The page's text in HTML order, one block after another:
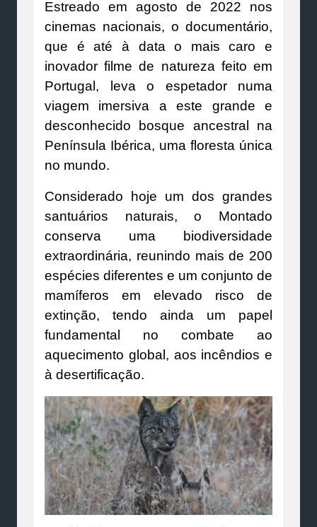
Estreado em agosto de 2022 nos
cinemas nacionais, o documentário,
que é até à data o mais caro e
inovador filme de natureza feito em
Portugal, leva o espetador numa
viagem imersiva a este grande e
desconhecido bosque ancestral na
Península Ibérica, uma floresta única
no mundo.
Considerado hoje um dos grandes
santuários naturais, o Montado
conserva uma biodiversidade
extraordinária, reunindo mais de 200
espécies diferentes e um conjunto de
mamíferos em elevado risco de
extinção, tendo ainda um papel
fundamental no combate ao
aquecimento global, aos incêndios e
à desertificação.